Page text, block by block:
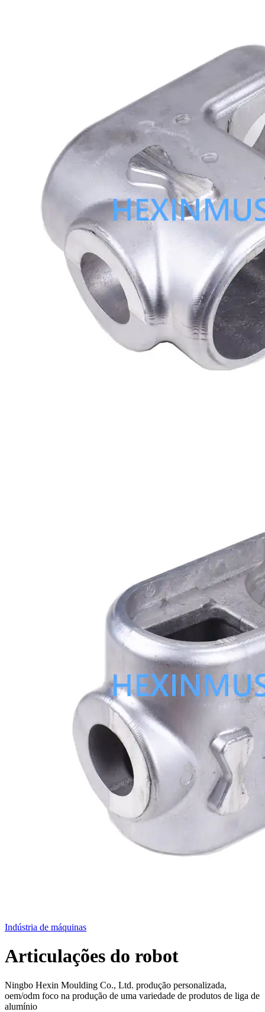
Indústria de máquinas
Articulações do robot
Ningbo Hexin Moulding Co., Ltd. produção personalizada,
oem/odm foco na produção de uma variedade de produtos de liga de
alumínio